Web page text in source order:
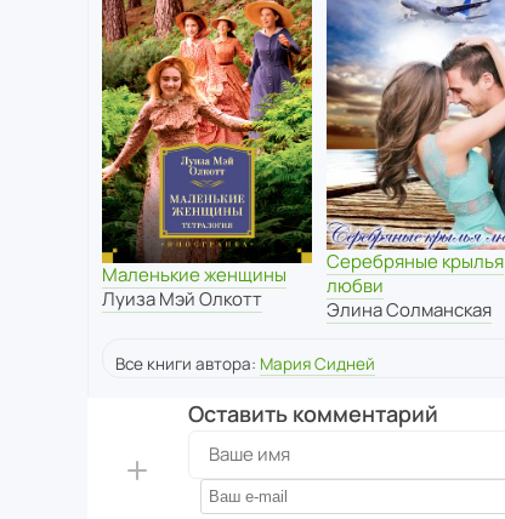
Маленькие женщины
Луиза Мэй Олкотт
Серебряные крылья
любви
Элина Солманская
Все книги автора: Мария Сидней
Оставить комментарий